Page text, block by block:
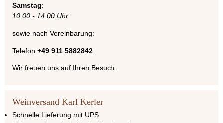
Samstag:
10.00 - 14.00 Uhr
sowie nach Vereinbarung:
Telefon +49 911 5882842
Wir freuen uns auf Ihren Besuch.
Weinversand Karl Kerler
Schnelle Lieferung mit UPS